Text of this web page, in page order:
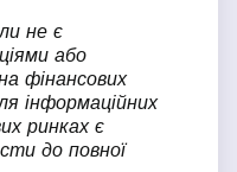
не є
або
фінансових
інформаційних
ринках є
до повної